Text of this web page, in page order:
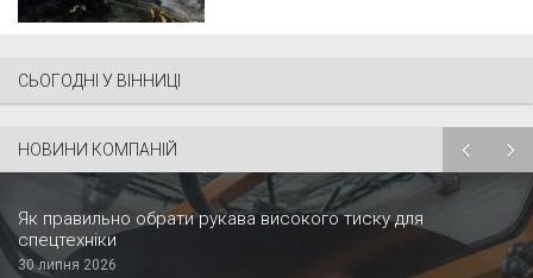
СЬОГОДНІ У ВІННИЦІ
НОВИНИ КОМПАНІЙ
Як правильно обрати рукава високого тиску для
спецтехніки
30 липня 2026